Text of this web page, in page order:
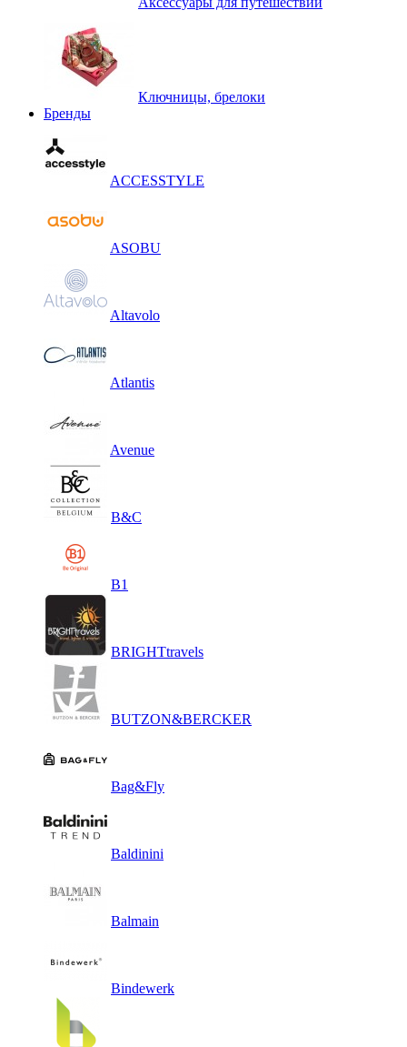
Ключницы, брелоки
Бренды
ACCESSTYLE
ASOBU
Altavolo
Atlantis
Avenue
B&C
B1
BRIGHTtravels
BUTZON&BERCKER
Bag&Fly
Baldinini
Balmain
Bindewerk